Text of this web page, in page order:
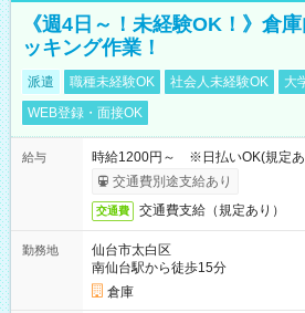
《週4日～！未経験OK！》倉
ッキング作業！
派遣 職種未経験OK 社会人未経験OK 大
WEB登録・面接OK
給与
時給1200円～ ※日払いOK(規定
交通費別途支給あり
交通費 交通費支給（規定あり）
勤務地
仙台市太白区
南仙台駅から徒歩15分
倉庫